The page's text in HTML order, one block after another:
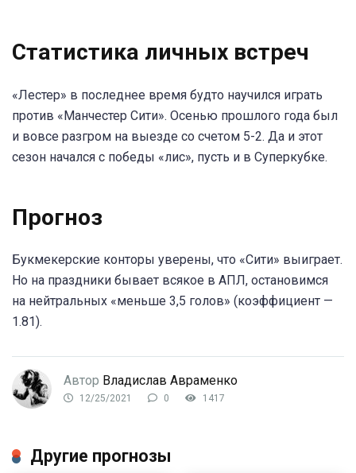
Статистика личных встреч
«Лестер» в последнее время будто научился играть
против «Манчестер Сити». Осенью прошлого года был
и вовсе разгром на выезде со счетом 5-2. Да и этот
сезон начался с победы «лис», пусть и в Суперкубке.
Прогноз
Букмекерские конторы уверены, что «Сити» выиграет.
Но на праздники бывает всякое в АПЛ, остановимся
на нейтральных «меньше 3,5 голов» (коэффициент —
1.81).
Автор Владислав Авраменко
12/25/2021 0 1417
Другие прогнозы